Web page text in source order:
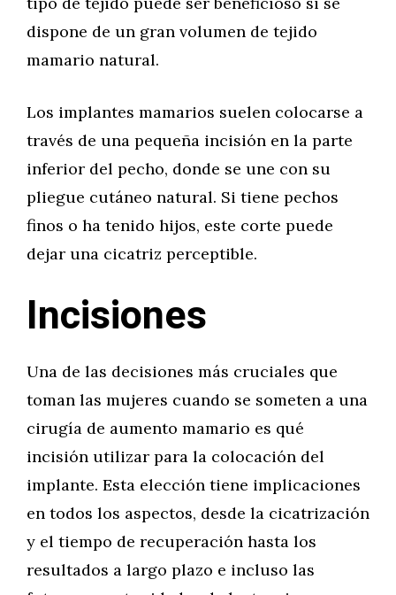
dispone de un gran volumen de tejido
mamario natural.
Los implantes mamarios suelen colocarse a
través de una pequeña incisión en la parte
inferior del pecho, donde se une con su
pliegue cutáneo natural. Si tiene pechos
finos o ha tenido hijos, este corte puede
dejar una cicatriz perceptible.
Incisiones
Una de las decisiones más cruciales que
toman las mujeres cuando se someten a una
cirugía de aumento mamario es qué
incisión utilizar para la colocación del
implante. Esta elección tiene implicaciones
en todos los aspectos, desde la cicatrización
y el tiempo de recuperación hasta los
resultados a largo plazo e incluso las